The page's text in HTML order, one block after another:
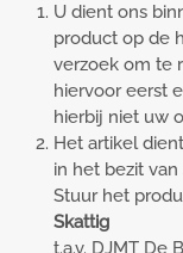
U dient ons
product op de
verzoek om te
hiervoor eerst
hierbij niet uw
Het artikel
in het bezit van
Stuur het
Skattig
t.a.v. DJMT De